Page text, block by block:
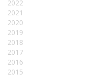
2022
2021
2020
2019
2018
2017
2016
2015